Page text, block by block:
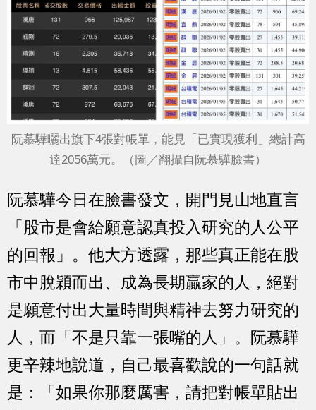
阮慕驊 曬出旗下4張對帳單，能見「已實現獲利」總計高
達2056萬元。（圖／翻攝自阮慕驊 臉書）
阮慕驊今日在臉書發文，開門見山地直言
「股市是會給願意認真投入研究的人公平
的回報」。他大方透露，那些真正能在股
市中脫穎而出、成為長期贏家的人，絕對
是願意付出大量時間與精神去努力研究的
人，而「不是只靠一張嘴的人」。阮慕驊
更辛辣地說道，自己最喜歡說的一句話就
是：「如果你那麼厲害，請把對帳單貼出